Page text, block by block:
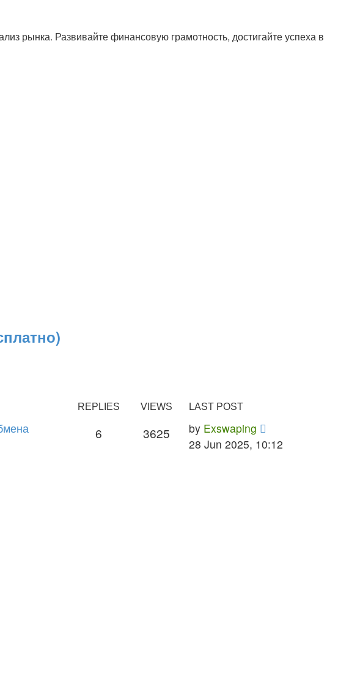
рынка. Развивайте финансовую грамотность, достигайте успеха в
REPLIES VIEWS LAST POST
6Replies 3625 ViewsLast
post
by Exswaping
28 Jun 2025, 10:12